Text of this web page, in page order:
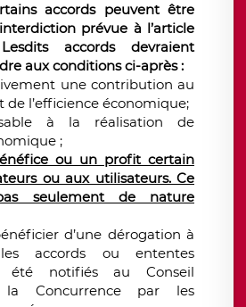
accords peuvent être
prévue à l’article
accords devraient
aux conditions ci-après :
une contribution au
l’efficience économique;
à la réalisation de
;
ou un profit certain
ou aux utilisateurs. Ce
seulement de nature
d’une dérogation à
les accords ou ententes
été notifiés au Conseil
Concurrence par les